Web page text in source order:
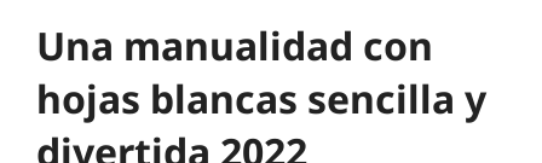
Una manualidad con
hojas blancas sencilla y
divertida 2022